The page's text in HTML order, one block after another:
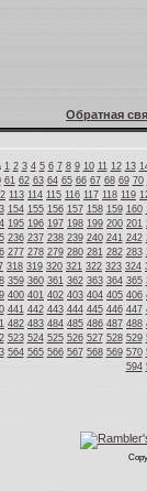
Обратная
1 2 3 4 5 6 7 8 9 10 11 12 13
61 62 63 64 65 66 67 68 69 70
113 114 115 116 117 118 119
154 155 156 157 158 159 160
195 196 197 198 199 200 201
236 237 238 239 240 241 242
277 278 279 280 281 282 283
318 319 320 321 322 323 324
359 360 361 362 363 364 365
400 401 402 403 404 405 406
441 442 443 444 445 446 447
482 483 484 485 486 487 488
523 524 525 526 527 528 529
564 565 566 567 568 569 570
594